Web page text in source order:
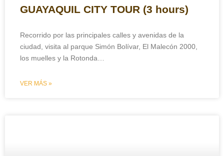
GUAYAQUIL CITY TOUR (3 hours)
Recorrido por las principales calles y avenidas de la
ciudad, visita al parque Simón Bolívar, El Malecón 2000,
los muelles y la Rotonda…
VER MÁS »